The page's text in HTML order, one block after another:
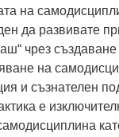
на
да развивате
чрез
на
и съзнателен
е